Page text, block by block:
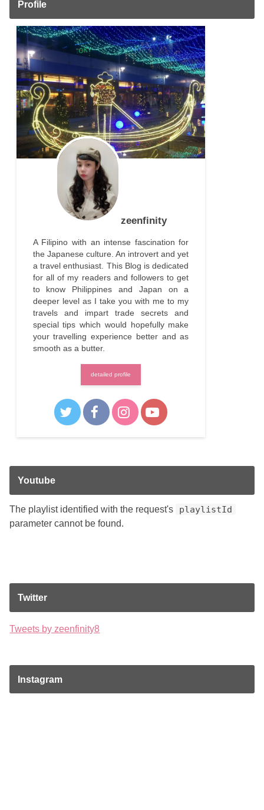
Profile
zeenfinity
A Filipino with an intense fascination for
the Japanese culture. An introvert and yet
a travel enthusiast. This Blog is dedicated
for all of my readers and followers to get
to know Philippines and Japan on a
deeper level as I take you with me to my
travels and impart trade secrets and
special tips which would hopefully make
your travelling experience better and as
smooth as a butter.
detailed profile
Youtube
The playlist identified with the request's playlistId
parameter cannot be found.
Twitter
Tweets by zeenfinity8
Instagram